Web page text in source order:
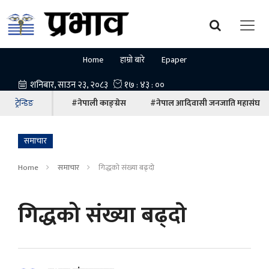
Home हाम्रो बारे Epaper
ट्रेन्डिङ #नेपाली काङ्ग्रेस #नेपाल आदिवासी जनजाति महासंघ
समाचार
Home समाचार गिद्धको संख्या बढ्दाे
गिद्धको संख्या बढ्दाे